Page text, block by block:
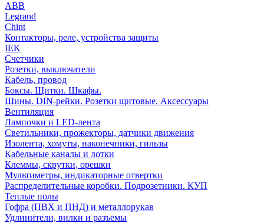
АВВ
Legrand
Chint
Контакторы, реле, устройства защиты
IEK
Счетчики
Розетки, выключатели
Кабель, провод
Боксы. Щитки. Шкафы.
Шины. DIN-рейки. Розетки щитовые. Аксессуары
Вентиляция
Лампочки и LED-лента
Светильники, прожекторы, датчики движения
Изолента, хомуты, наконечники, гильзы
Кабельные каналы и лотки
Клеммы, скрутки, орешки
Мультиметры, индикаторные отвертки
Распределительные коробки. Подрозетники. КУП
Теплые полы
Гофра (ПВХ и ПНД) и металлорукав
Удлинители, вилки и разъемы